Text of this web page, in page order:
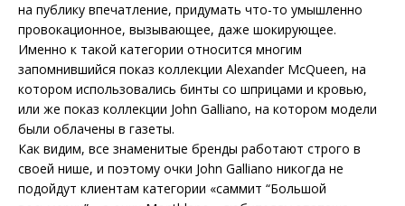
на публику впечатление, придумать что-то умышленно
провокационное, вызывающее, даже шокирующее.
Именно к такой категории относится многим
запомнившийся показ коллекции Alexander McQueen, на
котором использовались бинты со шприцами и кровью,
или же показ коллекции John Galliano, на котором модели
были облачены в газеты.
Как видим, все знаменитые бренды работают строго в
своей нише, и поэтому очки John Galliano никогда не
подойдут клиентам категории «саммит “Большой